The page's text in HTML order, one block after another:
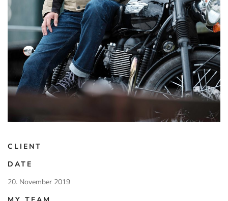
CLIENT
DATE
20. November 2019